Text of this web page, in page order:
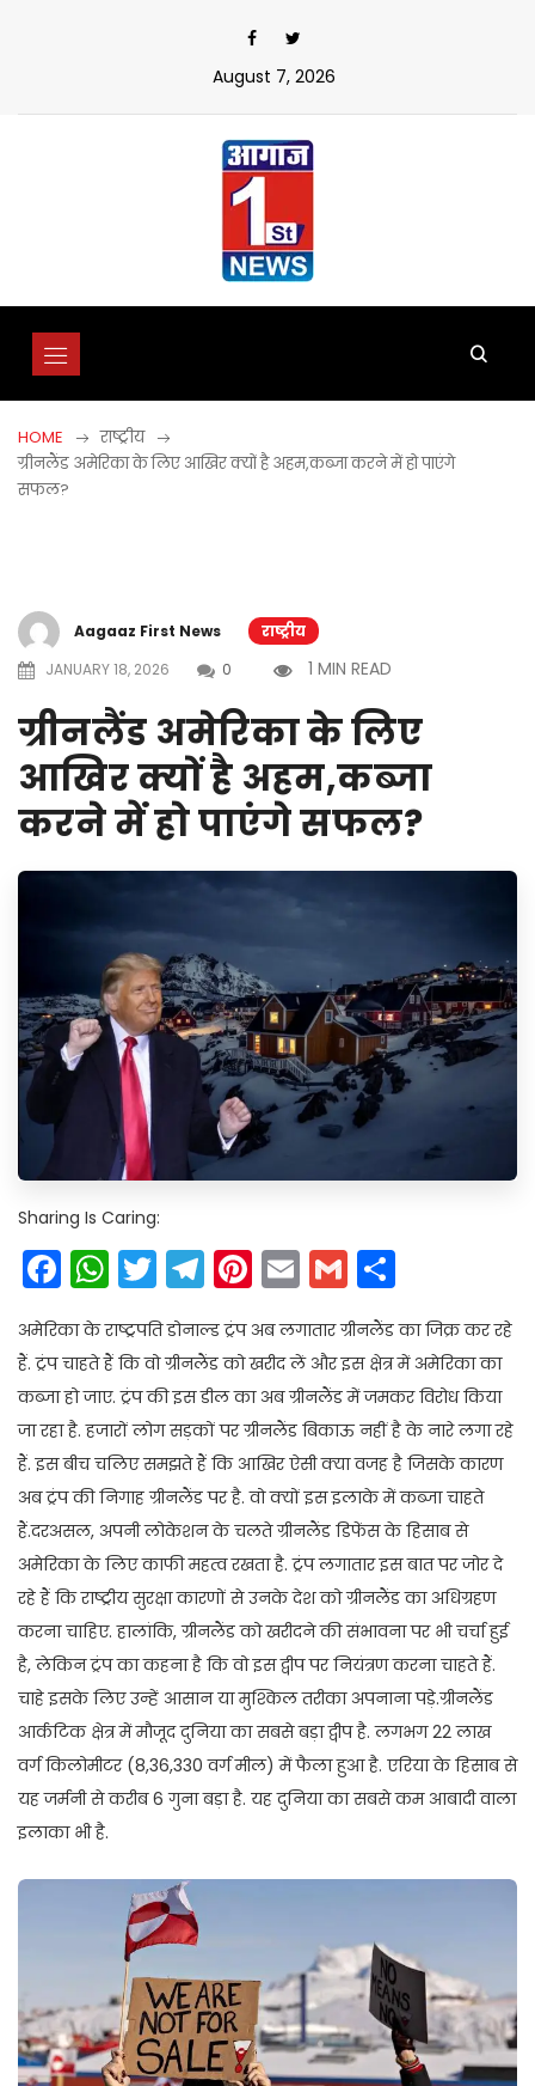
August 7, 2026
HOME
राष्ट्रीय
ग्रीनलैंड अमेरिका के लिए आखिर क्यों है अहम,कब्जा करने में हो पाएंगे
सफल?
Aagaaz First News
राष्ट्रीय
JANUARY 18, 2026
0 1 MIN READ
ग्रीनलैंड अमेरिका के लिए
आखिर क्यों है अहम,कब्जा
करने में हो पाएंगे सफल?
Sharing Is Caring:
Facebook
WhatsApp
Twitter
Telegram
Pinterest
EmailGmail
अमेरिका के राष्ट्रपति डोनाल्ड ट्रंप अब लगातार ग्रीनलैंड का जिक्र कर रहे
हैं. ट्रंप चाहते हैं कि वो ग्रीनलैंड को खरीद लें और इस क्षेत्र में अमेरिका का
कब्जा हो जाए. ट्रंप की इस डील का अब ग्रीनलैंड में जमकर विरोध किया
जा रहा है. हजारों लोग सड़कों पर ग्रीनलैंड बिकाऊ नहीं है के नारे लगा रहे
हैं. इस बीच चलिए समझते हैं कि आखिर ऐसी क्या वजह है जिसके कारण
अब ट्रंप की निगाह ग्रीनलैंड पर है. वो क्यों इस इलाके में कब्जा चाहते
हैं.दरअसल, अपनी लोकेशन के चलते ग्रीनलैंड डिफेंस के हिसाब से
अमेरिका के लिए काफी महत्व रखता है. ट्रंप लगातार इस बात पर जोर दे
रहे हैं कि राष्ट्रीय सुरक्षा कारणों से उनके देश को ग्रीनलैंड का अधिग्रहण
करना चाहिए. हालांकि, ग्रीनलैंड को खरीदने की संभावना पर भी चर्चा हुई
है, लेकिन ट्रंप का कहना है कि वो इस द्वीप पर नियंत्रण करना चाहते हैं.
चाहे इसके लिए उन्हें आसान या मुश्किल तरीका अपनाना पड़े.ग्रीनलैंड
आर्कटिक क्षेत्र में मौजूद दुनिया का सबसे बड़ा द्वीप है. लगभग 22 लाख
वर्ग किलोमीटर (8,36,330 वर्ग मील) में फैला हुआ है. एरिया के हिसाब से
यह जर्मनी से करीब 6 गुना बड़ा है. यह दुनिया का सबसे कम आबादी वाला
इलाका भी है.